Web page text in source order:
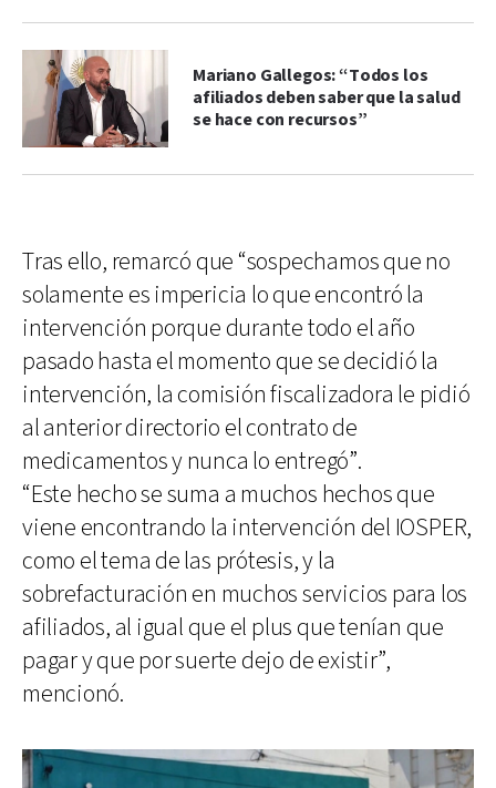
Mariano Gallegos: “Todos los
afiliados deben saber que la salud
se hace con recursos”
Tras ello, remarcó que “sospechamos que no
solamente es impericia lo que encontró la
intervención porque durante todo el año
pasado hasta el momento que se decidió la
intervención, la comisión fiscalizadora le pidió
al anterior directorio el contrato de
medicamentos y nunca lo entregó”.
“Este hecho se suma a muchos hechos que
viene encontrando la intervención del IOSPER,
como el tema de las prótesis, y la
sobrefacturación en muchos servicios para los
afiliados, al igual que el plus que tenían que
pagar y que por suerte dejo de existir”,
mencionó.